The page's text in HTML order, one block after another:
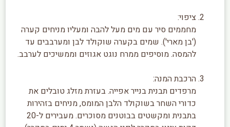
ציפוי:
מחממים סיר עם מים מעל להבה ומעליו מניחים קערה
('בן מארי'). שמים בקערה שוקולד לבן ומערבבים עד
להמסה. מוסיפים ממרח נוגט אגוזים וממשיכים לערבב.
הרכבת המנה:
מרפדים תבנית בנייר אפייה. בעזרת מזלג טובלים את
כדורי השחר בשוקולד הלבן המומס, מניחים בזהירות
בתבנית ומקשטים בבוטנים מסוכרים. מעבירים ל-20